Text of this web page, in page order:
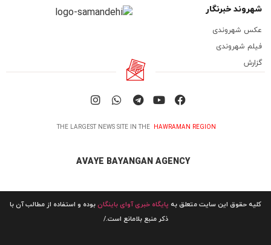
شهروند خبرنگار
عکس شهروندی
فیلم شهروندی
گزارش
THE LARGEST NEWS SITE IN THE HAWRAMAN REGION
AVAYE BAYANGAN AGENCY
کلیه حقوق این سایت متعلق به پایگاه خبری آوای باینگانبوده و استفاده از مطالب آن با
ذکر منبع بلامانع است./